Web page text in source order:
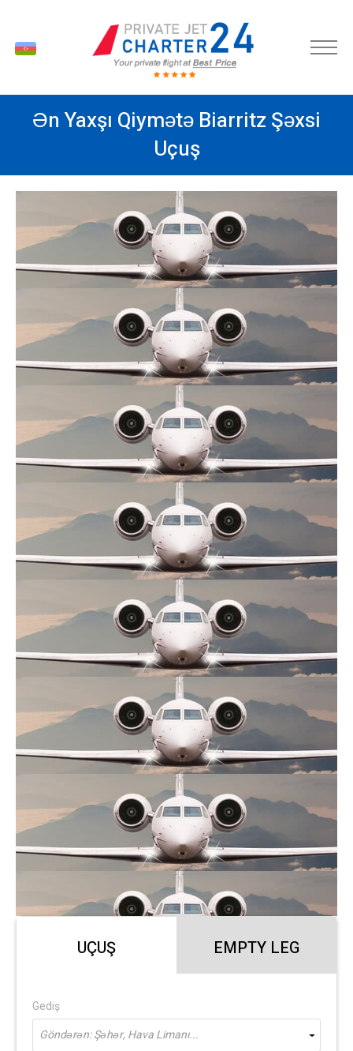
Ən Yaxşı Qiymətə Biarritz Şəxsi
Uçuş
UÇUŞ EMPTY LEG
Gediş
Göndərən: Şəhər, Hava Limanı...